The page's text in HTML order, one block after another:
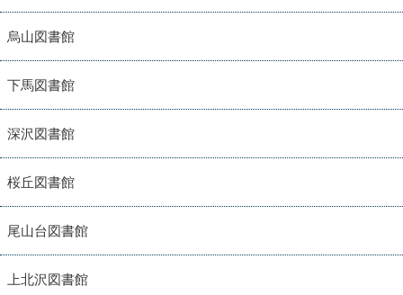
烏山図書館
下馬図書館
深沢図書館
桜丘図書館
尾山台図書館
上北沢図書館